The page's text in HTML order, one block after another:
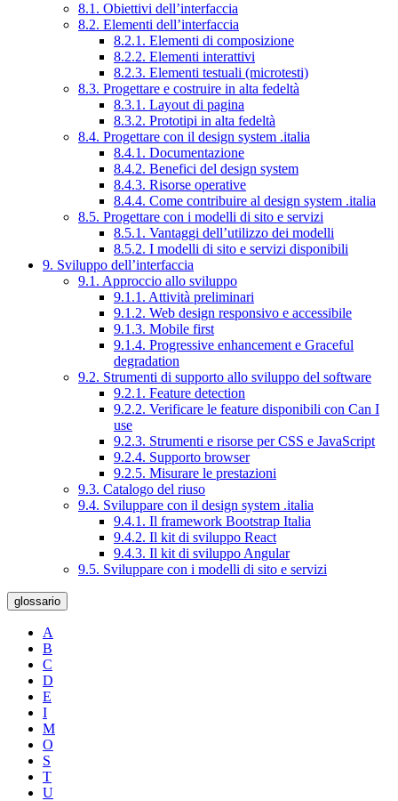
8.1. Obiettivi dell’interfaccia
8.2. Elementi dell’interfaccia
8.2.1. Elementi di composizione
8.2.2. Elementi interattivi
8.2.3. Elementi testuali (microtesti)
8.3. Progettare e costruire in alta fedeltà
8.3.1. Layout di pagina
8.3.2. Prototipi in alta fedeltà
8.4. Progettare con il design system .italia
8.4.1. Documentazione
8.4.2. Benefici del design system
8.4.3. Risorse operative
8.4.4. Come contribuire al design system .italia
8.5. Progettare con i modelli di sito e servizi
8.5.1. Vantaggi dell’utilizzo dei modelli
8.5.2. I modelli di sito e servizi disponibili
9. Sviluppo dell’interfaccia
9.1. Approccio allo sviluppo
9.1.1. Attività preliminari
9.1.2. Web design responsivo e accessibile
9.1.3. Mobile first
9.1.4. Progressive enhancement e Graceful
degradation
9.2. Strumenti di supporto allo sviluppo del software
9.2.1. Feature detection
9.2.2. Verificare le feature disponibili con Can I
use
9.2.3. Strumenti e risorse per CSS e JavaScript
9.2.4. Supporto browser
9.2.5. Misurare le prestazioni
9.3. Catalogo del riuso
9.4. Sviluppare con il design system .italia
9.4.1. Il framework Bootstrap Italia
9.4.2. Il kit di sviluppo React
9.4.3. Il kit di sviluppo Angular
9.5. Sviluppare con i modelli di sito e servizi
glossario
A
B
C
D
E
I
M
O
S
T
U